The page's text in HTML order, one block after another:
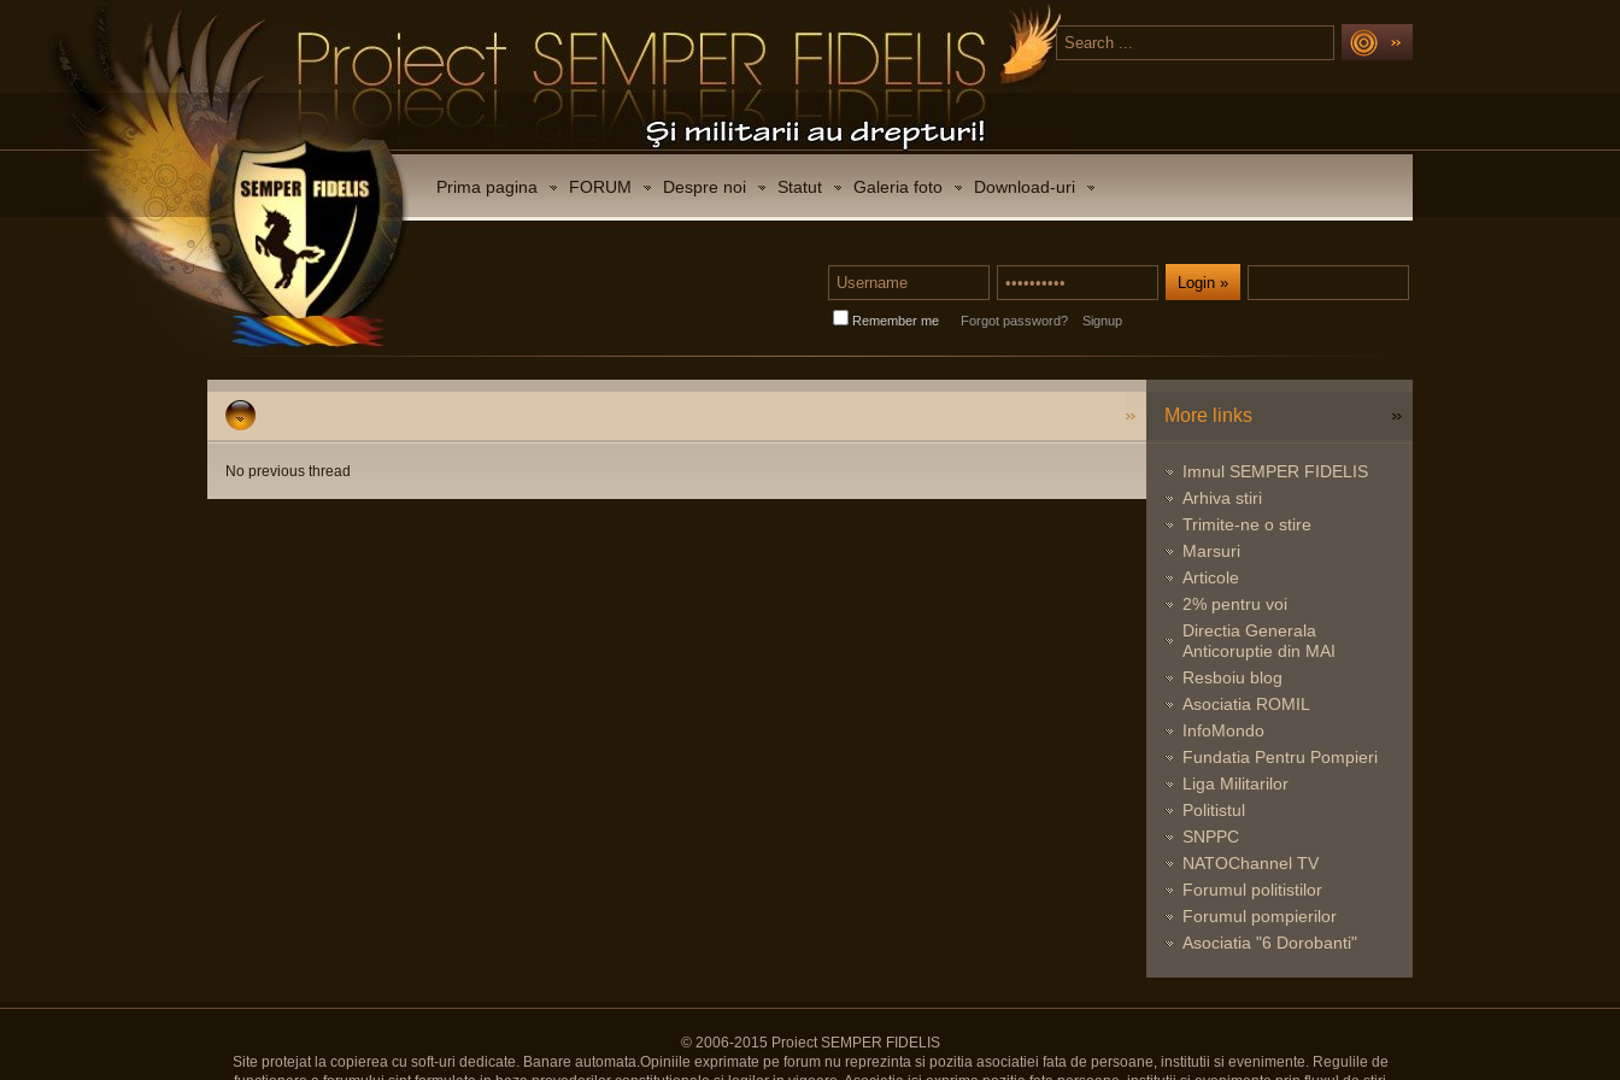
Prima pagina FORUM Despre noi Statut Galeria foto Download-uri
Remember me Forgot password? Signup
No previous thread
More links
Imnul SEMPER FIDELIS
Arhiva stiri
Trimite-ne o stire
Marsuri
Articole
2% pentru voi
Directia Generala
Anticoruptie din MAI
Resboiu blog
Asociatia ROMIL
InfoMondo
Fundatia Pentru Pompieri
Liga Militarilor
Politistul
SNPPC
NATOChannel TV
Forumul politistilor
Forumul pompierilor
Asociatia "6 Dorobanti"
© 2006-2015 Proiect SEMPER FIDELIS
Site protejat la copierea cu soft-uri dedicate. Banare automata.Opiniile exprimate pe forum nu reprezinta si pozitia asociatiei fata de persoane, institutii si evenimente. Regulile de